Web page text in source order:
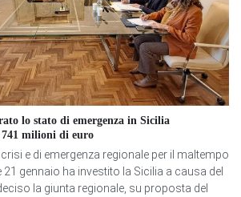
lo stato di emergenza in Sicilia
milioni di euro
e di emergenza regionale per il maltempo
21 gennaio ha investito la Sicilia a causa del
la giunta regionale, su proposta del